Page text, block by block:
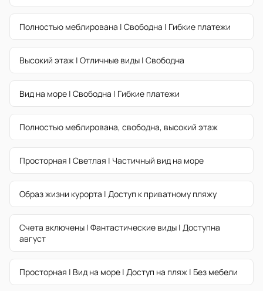
Полностью меблирована | Свободна | Гибкие платежи
Высокий этаж | Отличные виды | Свободна
Вид на море | Свободна | Гибкие платежи
Полностью меблирована, свободна, высокий этаж
Просторная | Светлая | Частичный вид на море
Образ жизни курорта | Доступ к приватному пляжу
Счета включены | Фантастические виды | Доступна
август
Просторная | Вид на море | Доступ на пляж | Без мебели